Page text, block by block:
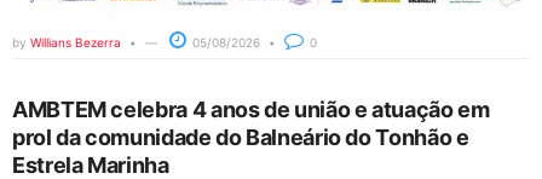
by Willians Bezerra 05/08/2026 0
AMBTEM celebra 4 anos de união e atuação em
prol da comunidade do Balneário do Tonhão e
Estrela Marinha